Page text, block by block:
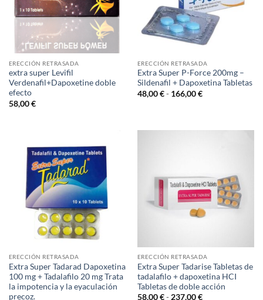
ERECCIÓN RETRASADA
extra super Levifil
Verdenafil+Dapoxetine doble
efecto
58,00€
ERECCIÓN RETRASADA
Extra Super P-Force 200mg –
Sildenafil + Dapoxetina Tabletas
48,00€ - 166,00€Rango
hasta
ERECCIÓN RETRASADA
Extra Super Tadarad Dapoxetina
100 mg + Tadalafilo 20 mg Trata
la impotencia y la eyaculación
precoz.
ERECCIÓN RETRASADA
Extra Super Tadarise Tabletas de
tadalafilo + dapoxetina HCI
Tabletas de doble acción
58,00€ - 237,00€Rango